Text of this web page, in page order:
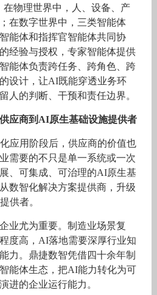
在物理世界中，人、设备、产
在数字世界中，三类智能体
能体和指挥官智能体共同协
经验与授权，专家智能体提供
能体负责跨任务、跨角色、跨
设计，让AI既能穿透业务环
人的判断、干预和责任边界。
应商到AI原生基础设施提供者
应用阶段后，供应商的价值也
需要的不只是单一系统或一次
、可集成、可治理的AI原生基
数智化解决方案提供商，升级
供者。
业尤为重要。制造业场景复
度高，AI落地需要深厚行业知
力。鼎捷数智凭借四十余年制
能体生态，把AI能力转化为可
进的企业运行能力。